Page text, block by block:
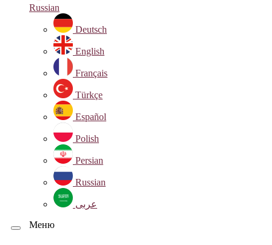
Russian
Deutsch
English
Français
Türkçe
Español
Polish
Persian
Russian
عربى
Меню